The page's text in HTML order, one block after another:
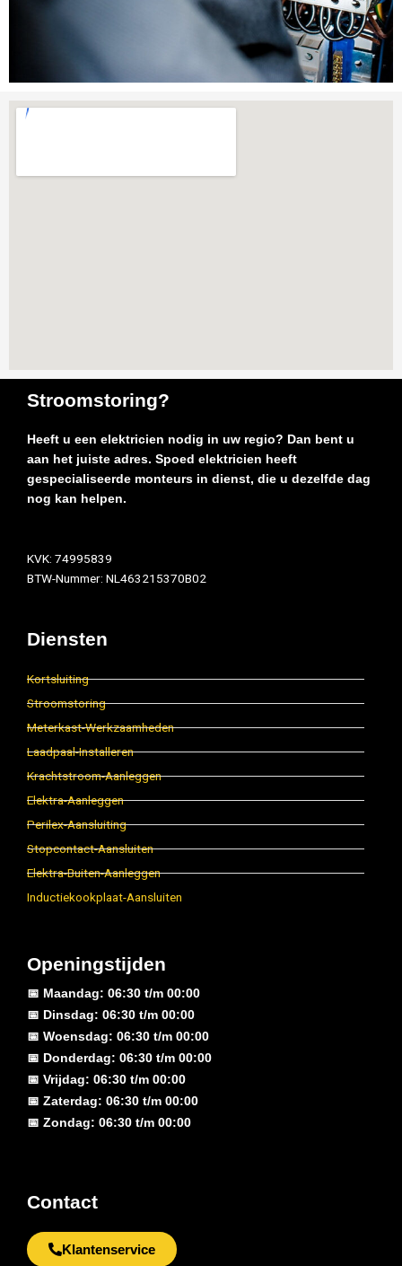
Stroomstoring?
Heeft u een elektricien nodig in uw regio? Dan bent u
aan het juiste adres. Spoed elektricien heeft
gespecialiseerde monteurs in dienst, die u dezelfde dag
nog kan helpen.
KVK: 74995839
BTW-Nummer: NL463215370B02
Diensten
Kortsluiting
Stroomstoring
Meterkast-Werkzaamheden
Laadpaal-Installeren
Krachtstroom-Aanleggen
Elektra-Aanleggen
Perilex-Aansluiting
Stopcontact-Aansluiten
Elektra-Buiten-Aanleggen
Inductiekookplaat-Aansluiten
Openingstijden
📅 Maandag: 06:30 t/m 00:00
📅 Dinsdag: 06:30 t/m 00:00
📅 Woensdag: 06:30 t/m 00:00
📅 Donderdag: 06:30 t/m 00:00
📅 Vrijdag: 06:30 t/m 00:00
📅 Zaterdag: 06:30 t/m 00:00
📅 Zondag: 06:30 t/m 00:00
Contact
Klantenservice